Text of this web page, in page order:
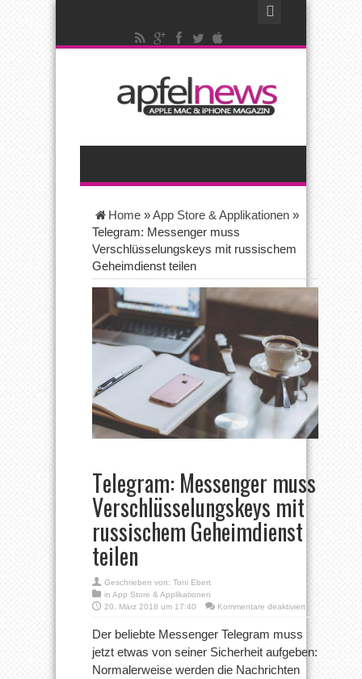
Home »App Store & Applikationen »
Telegram: Messenger muss
Verschlüsselungskeys mit russischem
Geheimdienst teilen
Telegram: Messenger muss
Verschlüsselungskeys mit
russischem Geheimdienst
teilen
Geschrieben von: Toni Ebert
in App Store & Applikationen
20. März 2018 um 17:40
Kommentare deaktiviertfür
Telegram:
russischem
Der beliebte Messenger Telegram muss
jetzt etwas von seiner Sicherheit aufgeben:
Normalerweise werden die Nachrichten